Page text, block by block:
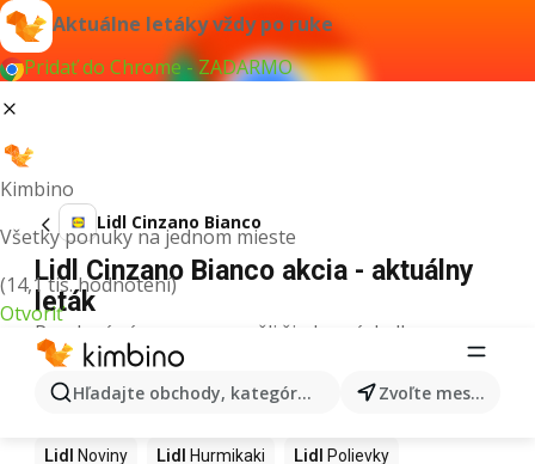
Aktuálne letáky vždy po ruke
Pridať do Chrome - ZADARMO
Kimbino
Všetky ponuky na jednom mieste
(14,1 tis. hodnotení)
Otvoriť
Hľadajte obchody, kategórie, produkty... Zvoľte mesto
Lidl Cinzano Bianco
Lidl Cinzano Bianco akcia - aktuálny
leták
Pre daný výraz sme nenašli žiadne výsledky.
Ďalšie produkty v obchodoch Lidl
Lidl Kapor Ashwagandha Nintendo Switch
Lidl Noviny Lidl Hurmikaki Lidl Polievky